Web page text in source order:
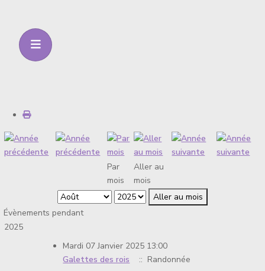
Par
mois
Aller au
mois
Aller au mois
Évènements pendant
2025
Mardi 07 Janvier 2025 13:00
Galettes des rois
:: Randonnée